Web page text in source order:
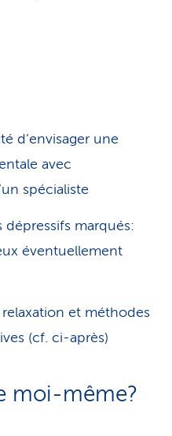
d’envisager une
avec
spécialiste
dépressifs marqués:
éventuellement
et méthodes
(cf. ci-après)
moi-même?